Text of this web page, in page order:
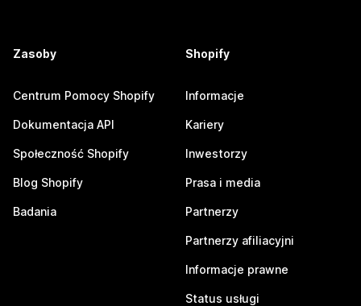
Zasoby
Centrum Pomocy Shopify
Dokumentacja API
Społeczność Shopify
Blog Shopify
Badania
Shopify
Informacje
Kariery
Inwestorzy
Prasa i media
Partnerzy
Partnerzy afiliacyjni
Informacje prawne
Status usługi